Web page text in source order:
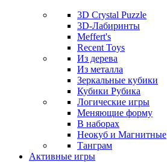
3D Crystal Puzzle
3D-Лабиринты
Meffert's
Recent Toys
Из дерева
Из металла
Зеркальные кубики
Кубики Рубика
Логические игры
Меняющие форму
В наборах
Неокуб и Магнитные
Танграм
Активные игры